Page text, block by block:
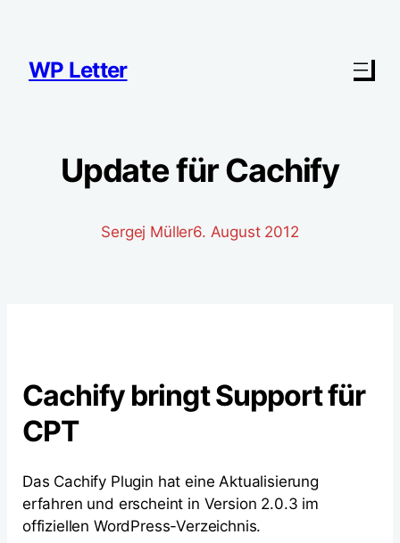
springen
WP Letter
Update für Cachify
Sergej Müller6. August 2012
Cachify bringt Support für
CPT
Das Cachify Plugin hat eine Aktualisierung
erfahren und erscheint in Version 2.0.3 im
offiziellen WordPress-Verzeichnis.